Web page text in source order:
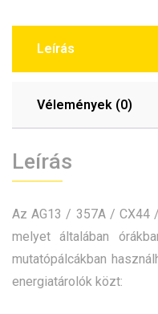
Leírás
Vélemények (0)
Leírás
Az AG13 / 357A / CX44
melyet általában
mutatópálcákban
energiatárolók közt: